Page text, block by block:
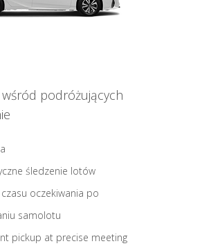
podróżujących
śledzenie lotów
oczekiwania po
samolotu
pickup at precise meeting